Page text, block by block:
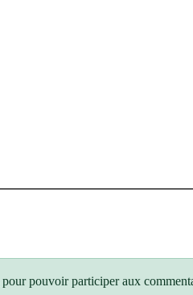
pour pouvoir participer aux